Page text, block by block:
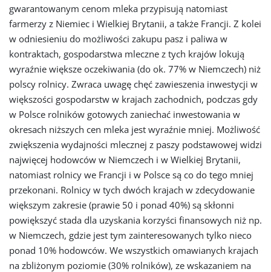
gwarantowanym cenom mleka przypisują natomiast
farmerzy z Niemiec i Wielkiej Brytanii, a także Francji. Z kolei
w odniesieniu do możliwości zakupu pasz i paliwa w
kontraktach, gospodarstwa mleczne z tych krajów lokują
wyraźnie większe oczekiwania (do ok. 77% w Niemczech) niż
polscy rolnicy. Zwraca uwagę chęć zawieszenia inwestycji w
większości gospodarstw w krajach zachodnich, podczas gdy
w Polsce rolników gotowych zaniechać inwestowania w
okresach niższych cen mleka jest wyraźnie mniej. Możliwość
zwiększenia wydajności mlecznej z paszy podstawowej widzi
najwięcej hodowców w Niemczech i w Wielkiej Brytanii,
natomiast rolnicy we Francji i w Polsce są co do tego mniej
przekonani. Rolnicy w tych dwóch krajach w zdecydowanie
większym zakresie (prawie 50 i ponad 40%) są skłonni
powiększyć stada dla uzyskania korzyści finansowych niż np.
w Niemczech, gdzie jest tym zainteresowanych tylko nieco
ponad 10% hodowców. We wszystkich omawianych krajach
na zbliżonym poziomie (30% rolników), ze wskazaniem na